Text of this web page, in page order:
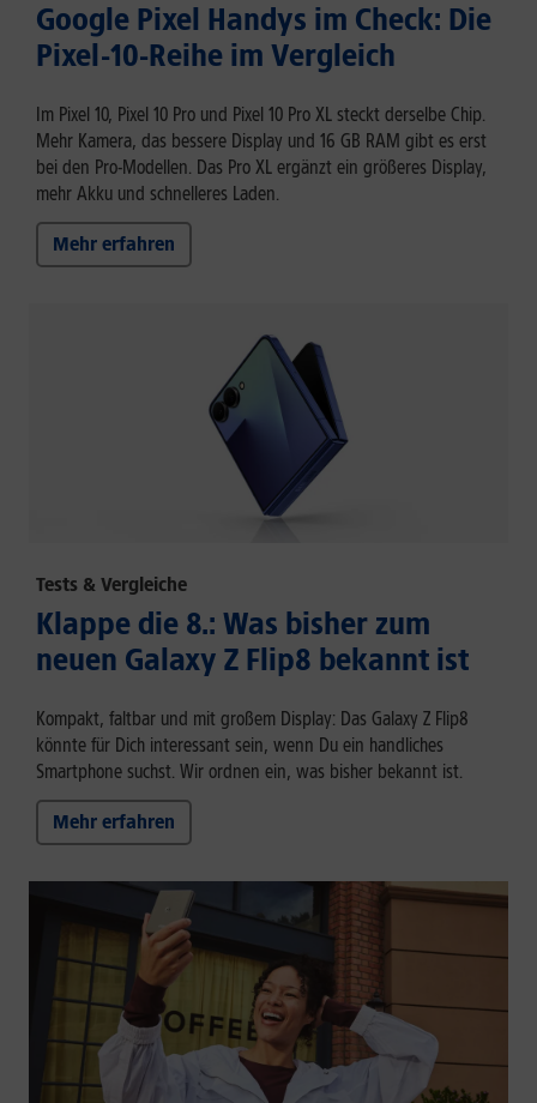
Google Pixel Handys im Check: Die
Pixel-10-Reihe im Vergleich
Im Pixel 10, Pixel 10 Pro und Pixel 10 Pro XL steckt derselbe Chip.
Mehr Kamera, das bessere Display und 16 GB RAM gibt es erst
bei den Pro-Modellen. Das Pro XL ergänzt ein größeres Display,
mehr Akku und schnelleres Laden.
Mehr erfahren
Tests & Vergleiche
Klappe die 8.: Was bisher zum
neuen Galaxy Z Flip8 bekannt ist
Kompakt, faltbar und mit großem Display: Das Galaxy Z Flip8
könnte für Dich interessant sein, wenn Du ein handliches
Smartphone suchst. Wir ordnen ein, was bisher bekannt ist.
Mehr erfahren